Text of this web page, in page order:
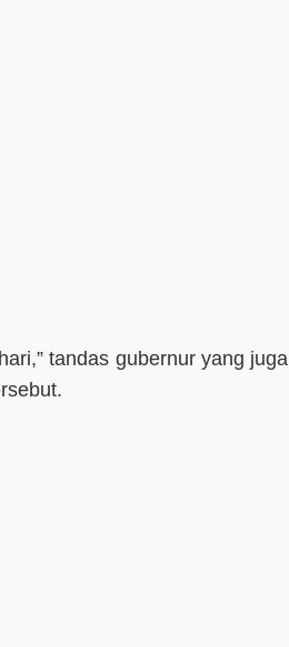
tandas gubernur yang juga